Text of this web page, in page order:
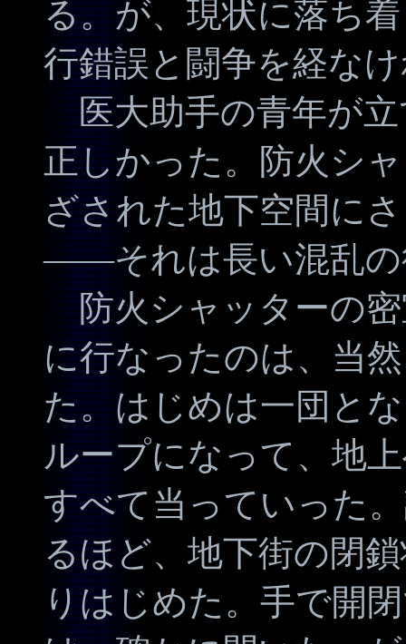
る。が、現状に落ち
行錯誤と闘争を経な
医大助手の青年が
正しかった。防火シ
ざされた地下空間に
――それは長い混乱の
防火シャッターの
に行なったのは、当
た。はじめは一団と
ループになって、地
すべて当っていった
るほど、地下街の閉
りはじめた。手で開